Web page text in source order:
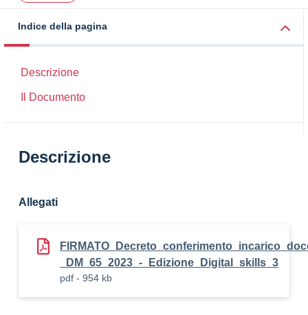
Indice della pagina
Descrizione
Il Documento
Descrizione
Allegati
_DM_65_2023_-_Edizione_Digital_skills_3
pdf - 954 kb